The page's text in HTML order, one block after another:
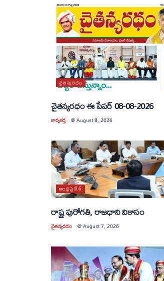
చైతన్యరధం
చైతన్యరధం ఈ పేపర్ 08-08-2026
కార్యకర్త @August 8, 2026
ఆంధ్రప్రదేశ్
రాష్ట్ర పురోగతి, రాజధాని వికాసం
చైతన్యరధం @August 7, 2026